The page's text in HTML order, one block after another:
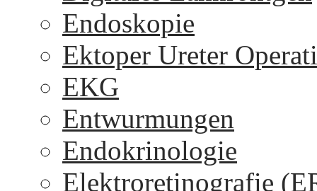
Endoskopie
Ektoper Ureter
EKG
Entwurmungen
Endokrinologie
Elektroretinografie